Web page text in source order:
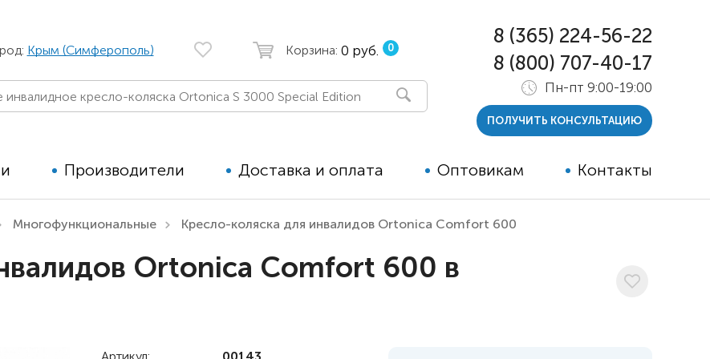
Крым (Симферополь) Корзина: 0 руб. 0
Коляски для детей с ДЦП
Детские вертикализаторы
Тренажёры
Производители Доставка и оплата Оптовикам Контакты
8 (365) 224-56-22
8 (800) 707-40-17
Пн-пт 9:00-19:00
ПОЛУЧИТЬ КОНСУЛЬТАЦИЮ
Многофункциональные Кресло-коляска для инвалидов Ortonica Comfort 600
Ortonica Comfort 600 в